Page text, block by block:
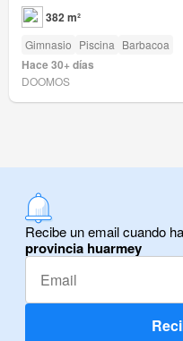
382 m²
Gimnasio Piscina Barbacoa
Hace 30+ días
DOOMOS
Recibe un email cuando
provincia huarmey